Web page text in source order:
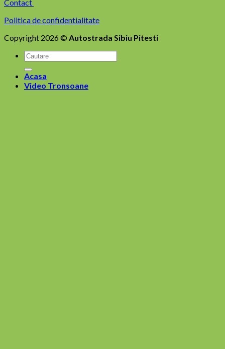
Contact
Politica de confidentialitate
Copyright 2026 © Autostrada Sibiu Pitesti
Acasa
Video Tronsoane